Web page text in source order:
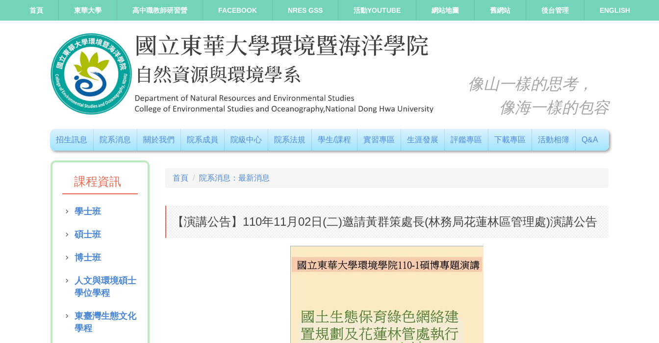
到
首頁 東華大學 高中職教師研習營 FACEBOOK NRES GSS 活動YOUTUBE 網站地圖 舊網站 後台管理 ENGLISH
像山一樣的思考，
像海一樣的包容
招生訊息 院系消息 關於我們 院系成員 院級中心 院系法規 學生/課程 實習專區 生涯發展 評鑑專區 下載專區 活動相簿 Q&A
課程資訊
學士班
碩士班
博士班
人文與環境碩士
學位學程
東臺灣生態文化
學程
首頁 院系消息：最新消息
【演講公告】110年11月02日(二)邀請黃群策處長(林務局花蓮林區管理處)演講公告